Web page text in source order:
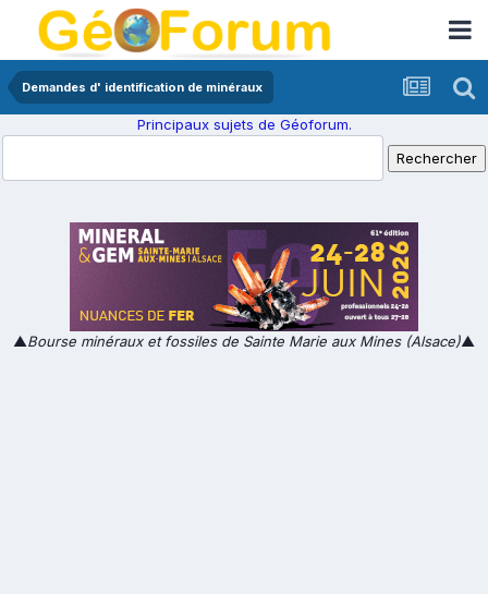
Demandes d' identification de minéraux
Principaux sujets de Géoforum.
▲Bourse minéraux et fossiles de Sainte Marie aux Mines (Alsace)▲